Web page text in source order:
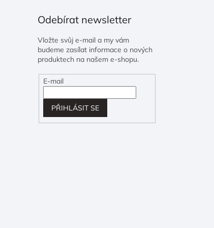
Odebírat newsletter
Vložte svůj e-mail a my vám
budeme zasílat informace o nových
produktech na našem e-shopu.
E-mail
PŘIHLÁSIT SE